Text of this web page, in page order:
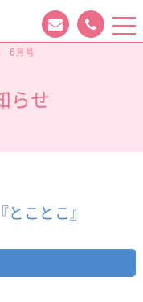
6月号
らせ
ことこ』